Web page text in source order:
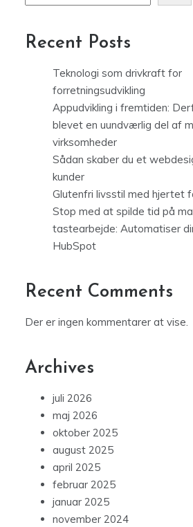
Recent Posts
Teknologi som drivkraft for
forretningsudvikling
Appudvikling i fremtiden:
blevet en uundværlig del af
virksomheder
Sådan skaber du et
kunder
Glutenfri livsstil med hjertet
Stop med at spilde tid på
tastearbejde: Automatiser
HubSpot
Recent Comments
Der er ingen kommentarer at vise.
Archives
juli 2026
maj 2026
oktober 2025
august 2025
april 2025
februar 2025
januar 2025
november 2024